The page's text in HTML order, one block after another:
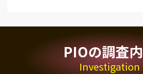
PIOの調査
Investigation